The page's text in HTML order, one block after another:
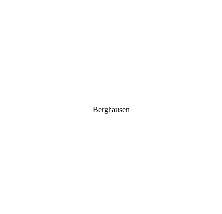
Berghausen